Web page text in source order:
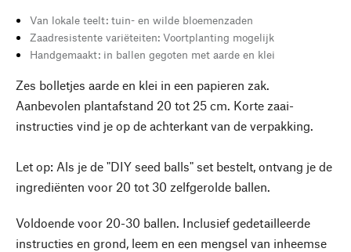
Van lokale teelt: tuin- en wilde bloemenzaden
Zaadresistente variëteiten: Voortplanting mogelijk
Handgemaakt: in ballen gegoten met aarde en klei
Zes bolletjes aarde en klei in een papieren zak.
Aanbevolen plantafstand 20 tot 25 cm. Korte zaai-
instructies vind je op de achterkant van de verpakking.
Let op: Als je de "DIY seed balls" set bestelt, ontvang je de
ingrediënten voor 20 tot 30 zelfgerolde ballen.
Voldoende voor 20-30 ballen. Inclusief gedetailleerde
instructies en grond, leem en een mengsel van inheemse